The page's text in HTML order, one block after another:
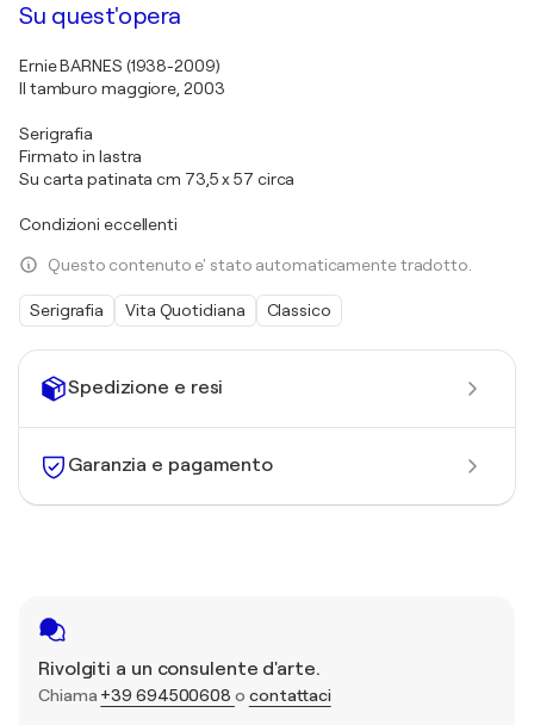
Spedizione e resi
Garanzia e pagamento
Rivolgiti a un consulente d'arte.
Chiama +39 694500608 o contattaci
Su quest'opera
Ernie BARNES (1938-2009)
Il tamburo maggiore, 2003
Serigrafia
Firmato in lastra
Su carta patinata cm 73,5 x 57 circa
Condizioni eccellenti
Questo contenuto e' stato automaticamente tradotto.
Serigrafia Vita Quotidiana Classico